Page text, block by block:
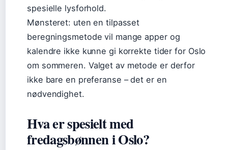
spesielle lysforhold.
Mønsteret: uten en tilpasset
beregningsmetode vil mange apper og
kalendre ikke kunne gi korrekte tider for Oslo
om sommeren. Valget av metode er derfor
ikke bare en preferanse – det er en
nødvendighet.
Hva er spesielt med
fredagsbønnen i Oslo?